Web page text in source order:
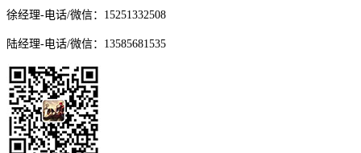
徐经理-电话/微信：15251332508
陆经理-电话/微信：13585681535